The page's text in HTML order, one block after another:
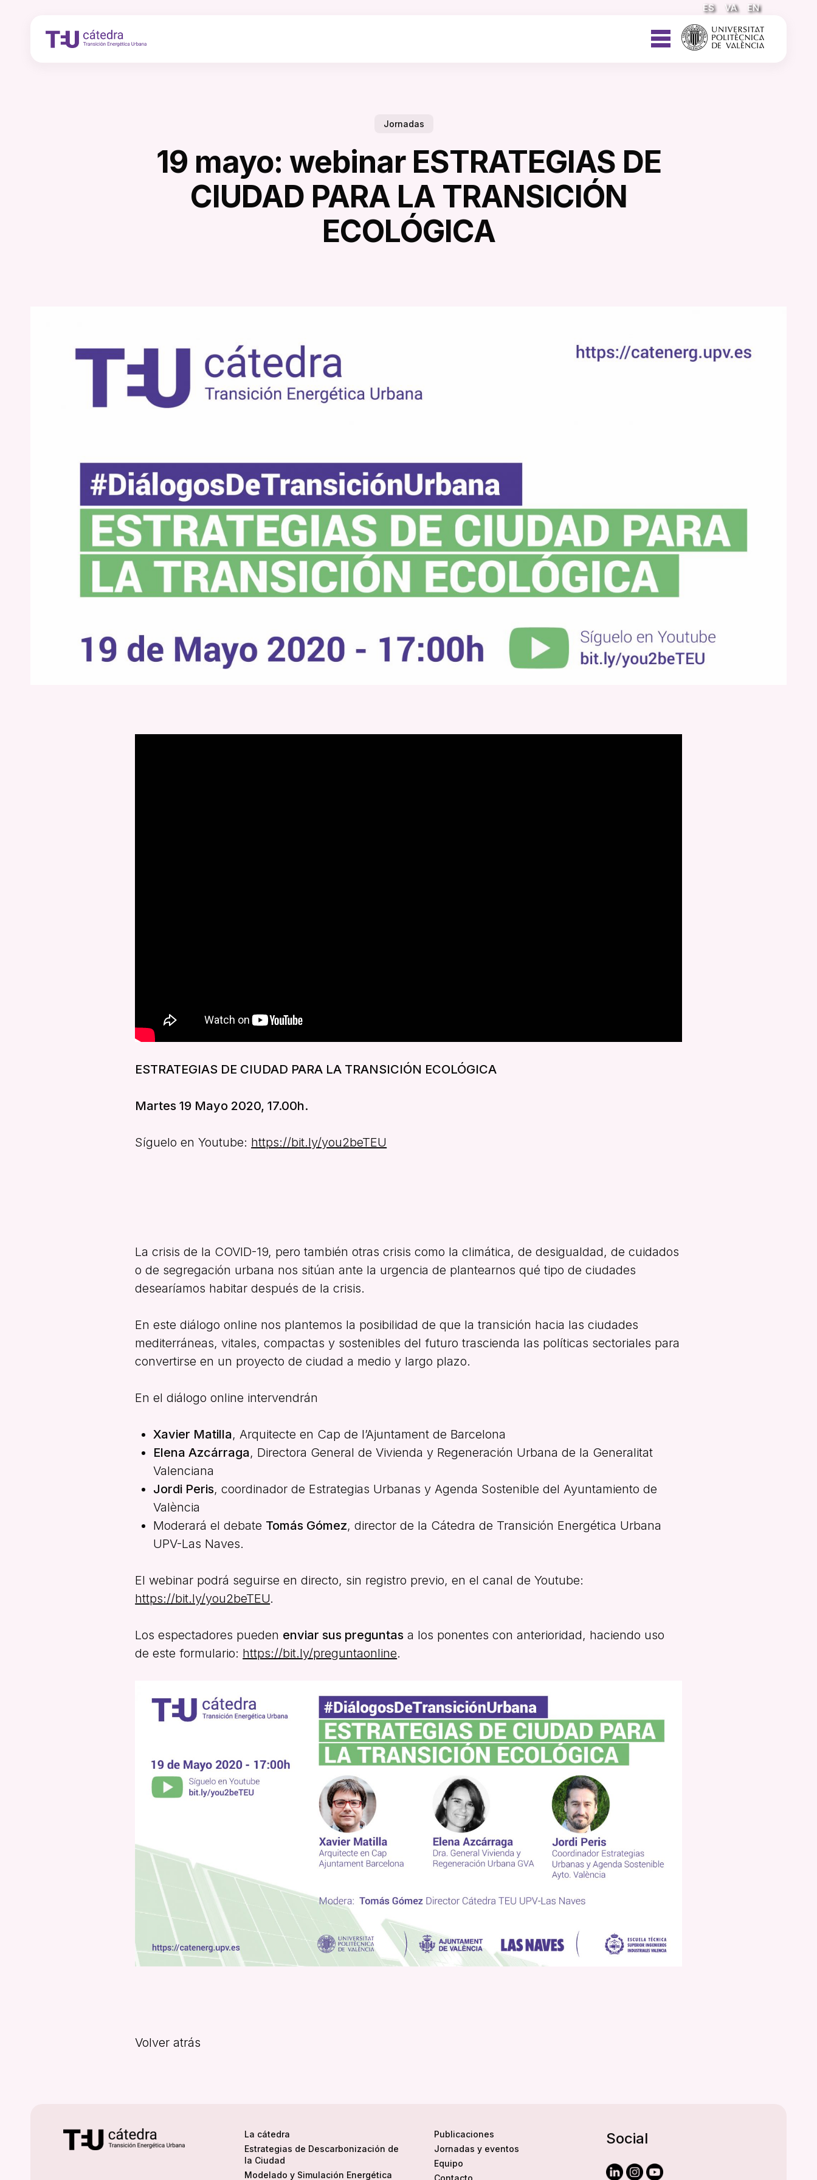
ES VA EN
Jornadas
19 mayo: webinar ESTRATEGIAS DE
CIUDAD PARA LA TRANSICIÓN
ECOLÓGICA
ESTRATEGIAS DE CIUDAD PARA LA TRANSICIÓN ECOLÓGICA
Martes 19 Mayo 2020, 17.00h.
Síguelo en Youtube: https://bit.ly/you2beTEU
La crisis de la COVID-19, pero también otras crisis como la climática, de desigualdad, de cuidados
o de segregación urbana nos sitúan ante la urgencia de plantearnos qué tipo de ciudades
desearíamos habitar después de la crisis.
En este diálogo online nos plantemos la posibilidad de que la transición hacia las ciudades
mediterráneas, vitales, compactas y sostenibles del futuro trascienda las políticas sectoriales para
convertirse en un proyecto de ciudad a medio y largo plazo.
En el diálogo online intervendrán
Xavier Matilla, Arquitecte en Cap de l’Ajuntament de Barcelona
Elena Azcárraga, Directora General de Vivienda y Regeneración Urbana de la Generalitat
Valenciana
Jordi Peris, coordinador de Estrategias Urbanas y Agenda Sostenible del Ayuntamiento de
València
Moderará el debate Tomás Gómez, director de la Cátedra de Transición Energética Urbana
UPV-Las Naves.
El webinar podrá seguirse en directo, sin registro previo, en el canal de Youtube:
https://bit.ly/you2beTEU.
Los espectadores pueden enviar sus preguntas a los ponentes con anterioridad, haciendo uso
de este formulario: https://bit.ly/preguntaonline.
Volver atrás
La cátedra
Estrategias de Descarbonización de
la Ciudad
Modelado y Simulación Energética
Publicaciones
Jornadas y eventos
Equipo
Social